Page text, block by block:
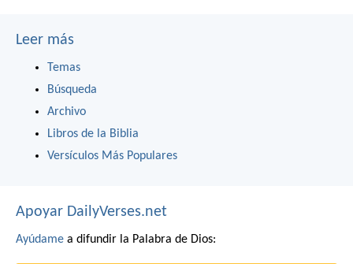
Leer más
Temas
Búsqueda
Archivo
Libros de la Biblia
Versículos Más Populares
Apoyar DailyVerses.net
Ayúdame a difundir la Palabra de Dios: